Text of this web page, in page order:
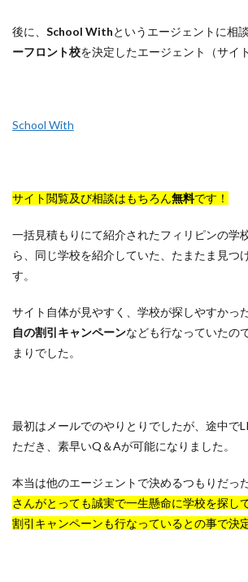
後に、 School Withというエージェントに相
ーフロント校を決定したエージェント（サイ
School With
サイト閲覧及び相談はもちろん無料です！
一括見積もりにて紹介されたフィリピンの学
ら、同じ学校を紹介していた、たまたま見つ
す。
サイト自体が見やすく、学校が探しやすかっ
自の割引キャンペーンなども行なっていたの
まりでした。
最初はメールでのやりとりでしたが、途中で
ただき、素早いQ＆Aが可能になりました。
本当は他のエージェントで決めるつもりだっ
さんがとっても誠実で一生懸命に学校を探し
割引キャンペーンも行なっているとの事で決